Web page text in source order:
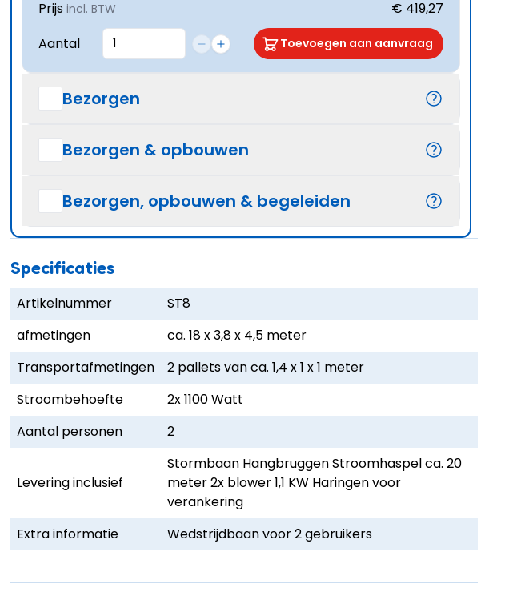
Prijs incl. BTW
€ 419,27
Aantal
Toevoegen aan aanvraag
Bezorgen
Bezorgen & opbouwen
Bezorgen, opbouwen & begeleiden
Specificaties
Artikelnummer
ST8
afmetingen
ca. 18 x 3,8 x 4,5 meter
Transportafmetingen
2 pallets van ca. 1,4 x 1 x 1 meter
Stroombehoefte
2x 1100 Watt
Aantal personen
2
Levering inclusief
Stormbaan Hangbruggen Stroomhaspel ca. 20
meter 2x blower 1,1 KW Haringen voor
verankering
Extra informatie
Wedstrijdbaan voor 2 gebruikers